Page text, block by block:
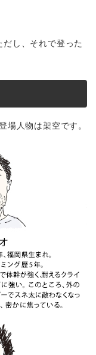
し、それで登った
場人物は架空です。